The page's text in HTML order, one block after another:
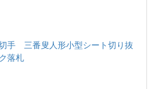
手 三番叟人形小型シート切り抜
落札